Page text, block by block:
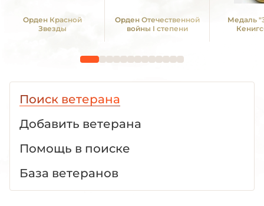
Орден Красной
Звезды
Орден Отечественной
войны I степени
Медаль
Поиск ветерана
Добавить ветерана
Помощь в поиске
База ветеранов